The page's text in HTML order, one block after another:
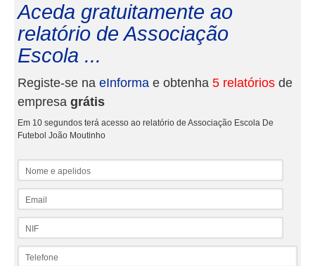
Aceda gratuitamente ao
relatório de Associação
Escola ...
Registe-se na eInforma e obtenha 5 relatórios de
empresa grátis
Em 10 segundos terá acesso ao relatório de Associação Escola De
Futebol João Moutinho